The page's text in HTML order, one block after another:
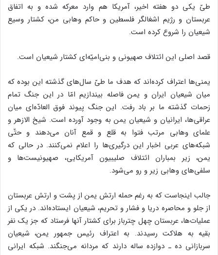
طیّ یکی دو هفته اخیر، آمریکا هم وارد معرکه شده و به اتفاق
عربستان و رژیم اشغالگر فلسطین و حاکم وهابی من، کشتار وسیع
شیعیان را شروع کرده است.
قصد اصلی این ائتلاف صهیونی و بنی‌امیّه‌ای کشتار شیعیان است.
یمنی‌ها اعتراف کرده‌اند که هدف ما طیّ سال‌های گذشته این بوده که
میان شیعیان ایران و یمن فاصله بیندازیم امّا در این جنگ تمام
زحمات گذشته ما بر باد رفت. این جنگ پیوند فوق العادّه‌ای میان
عراقی‌ها، ایرانیان و شیعیان یمن به وجود آورده است. شیخ الازهر و
علمای وهابی مرتب فتوا به قلع و قمع آنان می‌دهند و حتّی
شبکه‌های عربی اخبار این درگیری‌ها را اعلام نمی‌کنند. در حالی که
یمن، زیر بمباران ائتلاف صلیبیون آمریکایی، صهیونیست‌ها و
سلفی‌های وهابی زیر و رو می‌شود.
جالب اینجاست که به رغم حمله ارتش یمن از پشت و ارتش عربستان
از جلو و محاصره دریا و فشار و تحریم، شیعیان ایستاده‌اند. در یکی از
عملیات‌ها، عربستان چهل چترباز برای کشتار آنها فرستاد که جز یک نفر
بقیه به هلاکت رسیدند. به اعتراف رئیس جمهور یمن، شیعیان
سربازانی ده ـ دوازده ساله دارند که مردانه می‌جنگند. شبکه ایرانی